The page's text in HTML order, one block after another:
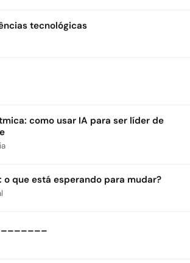
tecnológicas
como usar IA para ser líder de
o que está esperando para mudar?